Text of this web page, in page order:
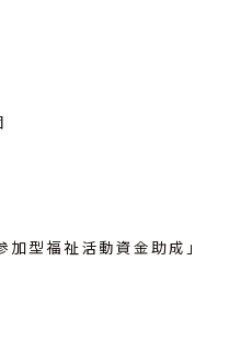
型福祉活動資金助成」